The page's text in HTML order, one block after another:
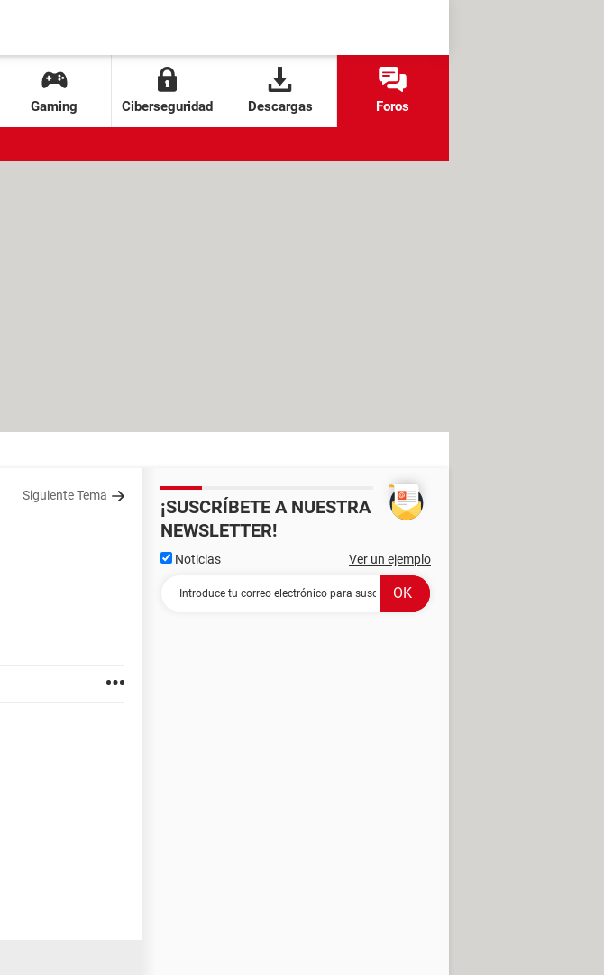
Gaming Ciberseguridad Descargas Foros
Siguiente Tema
¡SUSCRÍBETE A NUESTRA
NEWSLETTER!
Noticias Ver un ejemplo